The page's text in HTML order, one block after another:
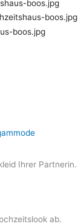
Ihrer Partnerin.
ab.